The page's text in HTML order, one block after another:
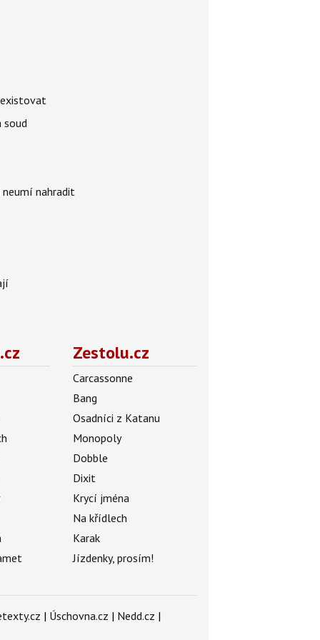
existovat
soud
nahradit
Zestolu.cz
Carcassonne
Bang
Osadníci z Katanu
Monopoly
Dobble
Dixit
Krycí jména
Na křídlech
Karak
Jízdenky, prosím!
| Úschovna.cz | Nedd.cz |